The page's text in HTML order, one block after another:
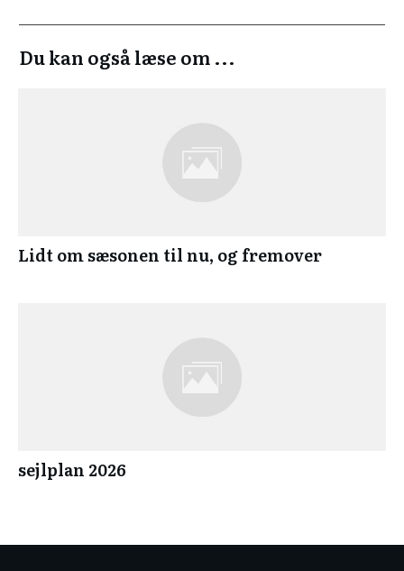
Du kan også læse om ...
Lidt om sæsonen til nu, og fremover
sejlplan 2026